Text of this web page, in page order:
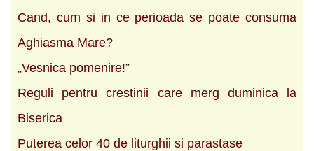
Cand, cum si in ce perioada se poate consuma
Aghiasma Mare?
„Vesnica pomenire!”
Reguli pentru crestinii care merg duminica la
Biserica
Puterea celor 40 de liturghii si parastase